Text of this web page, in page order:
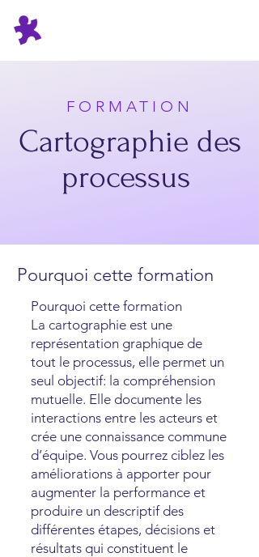
FORMATION
Cartographie des
processus
Pourquoi cette formation
Pourquoi cette formation
La cartographie est une
représentation graphique de
tout le processus, elle permet un
seul objectif: la compréhension
mutuelle. Elle documente les
interactions entre les acteurs et
crée une connaissance commune
d’équipe. Vous pourrez ciblez les
améliorations à apporter pour
augmenter la performance et
produire un descriptif des
différentes étapes, décisions et
résultats qui constituent le